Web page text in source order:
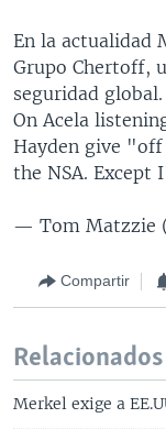
En la actualidad
Grupo Chertoff,
seguridad global.
On Acela
Hayden give
the NSA. Except
— Tom Matzzie
Compartir
Relacionados
Merkel exige a